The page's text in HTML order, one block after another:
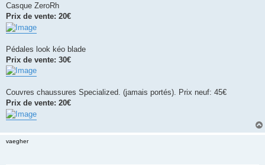
Casque ZeroRh
Prix de vente: 20€
Pédales look kéo blade
Prix de vente: 30€
Couvres chaussures Specialized. (jamais portés). Prix neuf: 45€
Prix de vente: 20€
vaegher